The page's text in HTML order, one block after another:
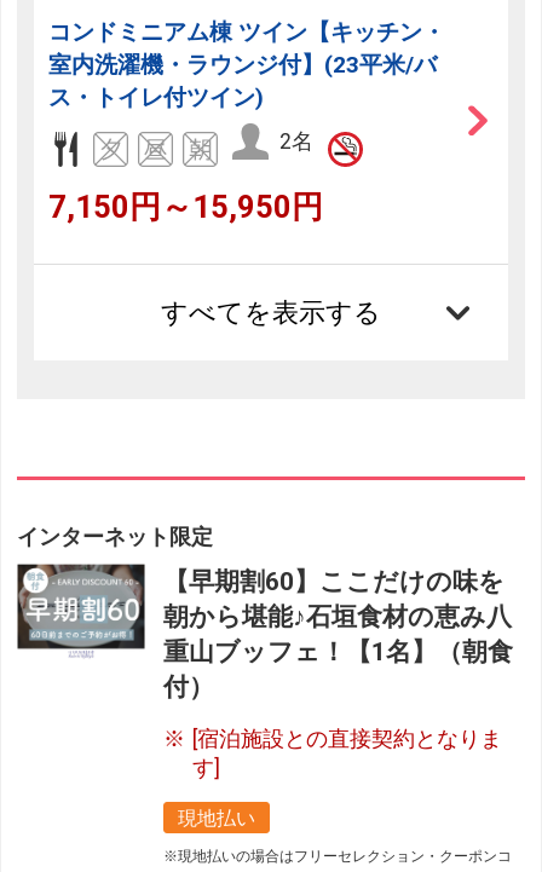
コンドミニアム棟 ツイン【キッチン・
室内洗濯機・ラウンジ付】(23平米/バ
ス・トイレ付ツイン)
2名
7,150円～15,950円
すべてを表示する
インターネット限定
【早期割60】ここだけの味を
朝から堪能♪石垣食材の恵み八
重山ブッフェ！【1名】（朝食
付）
[宿泊施設との直接契約となりま
す]
現地払い
※現地払いの場合はフリーセレクション・クーポンコ